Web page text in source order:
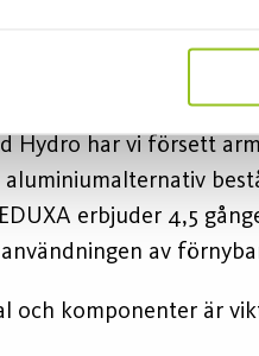
av
Hydro har vi försett
aluminiumalternativ
erbjuder 4,5
av
och komponenter är